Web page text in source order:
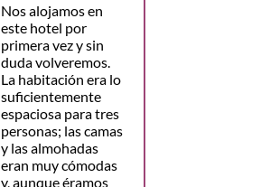
Nos alojamos en
este hotel por
primera vez y sin
duda volveremos.
La habitación era lo
suficientemente
espaciosa para tres
personas; las camas
y las almohadas
eran muy cómodas
y, aunque éramos